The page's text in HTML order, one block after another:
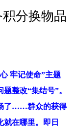
积分换物品
牢记使命”主题
整改“集结号”。
了……群众的获得
在哪里。即日